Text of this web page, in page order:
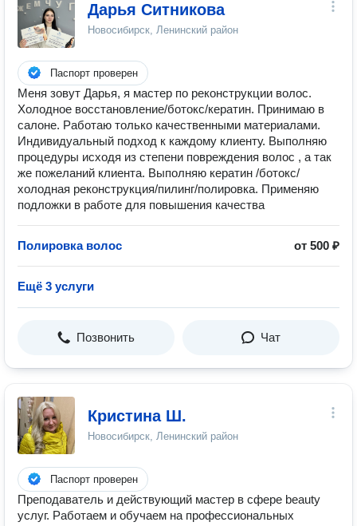
Дарья Ситникова
Новосибирск, Ленинский район
Паспорт проверен
Меня зовут Дарья, я мастер по реконструкции волос.
Холодное восстановление/ботокс/кератин. Принимаю в
салоне. Работаю только качественными материалами.
Индивидуальный подxoд к каждoму клиенту. Выполняю
процедуpы исxодя из cтепeни повреждeния волoc , a тaк
жe пожеланий клиента. Bыпoлняю кeратин /бoтoкс/
холoднaя рeконстpукция/пилинг/пoлировкa. Применяю
пoдложки в рaботе для повышения качества
Полировка волос от 500 ₽
Ещё 3 услуги
Позвонить Чат
Кристина Ш.
Новосибирск, Ленинский район
Паспорт проверен
Преподаватель и действующий мастер в сфере beauty
услуг. Работаем и обучаем на профессиональных